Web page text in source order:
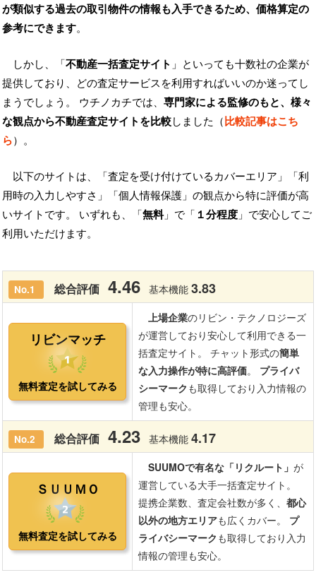
が類似する過去の取引物件の情報も入手できるため、価格算定の
参考にできます。
しかし、「不動産一括査定サイト 」といっても十数社の企業が
提供しており、どの査定サービスを利用すればいいのか迷ってし
まうでしょう。 ウチノカチでは、 専門家による監修のもと、様々
な観点から不動産査定サイトを比較しました（比較記事はこち
ら）。
以下のサイトは、「査定を受け付けているカバーエリア」「利
用時の入力しやすさ」「個人情報保護」の観点から特に評価が高
いサイトです。 いずれも、「無料」で「 １分程度 」で安心してご
利用いただけます。